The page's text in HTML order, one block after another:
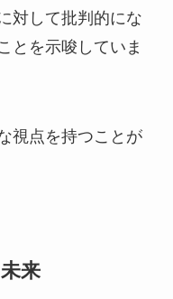
対して批判的にな
とを示唆していま
視点を持つことが
来